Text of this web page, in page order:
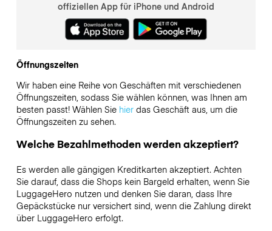
offiziellen App für iPhone und Android
Öffnungszeiten
Wir haben eine Reihe von Geschäften mit verschiedenen
Öffnungszeiten, sodass Sie wählen können, was Ihnen am
besten passt! Wählen Sie hierdas Geschäft aus, um die
Öffnungszeiten zu sehen.
Welche Bezahlmethoden werden akzeptiert?
Es werden alle gängigen Kreditkarten akzeptiert. Achten
Sie darauf, dass die Shops kein Bargeld erhalten, wenn Sie
LuggageHero nutzen und denken Sie daran, dass Ihre
Gepäckstücke nur versichert sind, wenn die Zahlung direkt
über LuggageHero erfolgt.